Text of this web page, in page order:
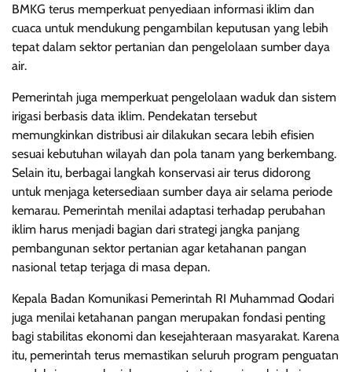
BMKG terus memperkuat penyediaan informasi iklim dan
cuaca untuk mendukung pengambilan keputusan yang lebih
tepat dalam sektor pertanian dan pengelolaan sumber daya
air.
Pemerintah juga memperkuat pengelolaan waduk dan sistem
irigasi berbasis data iklim. Pendekatan tersebut
memungkinkan distribusi air dilakukan secara lebih efisien
sesuai kebutuhan wilayah dan pola tanam yang berkembang.
Selain itu, berbagai langkah konservasi air terus didorong
untuk menjaga ketersediaan sumber daya air selama periode
kemarau. Pemerintah menilai adaptasi terhadap perubahan
iklim harus menjadi bagian dari strategi jangka panjang
pembangunan sektor pertanian agar ketahanan pangan
nasional tetap terjaga di masa depan.
Kepala Badan Komunikasi Pemerintah RI Muhammad Qodari
juga menilai ketahanan pangan merupakan fondasi penting
bagi stabilitas ekonomi dan kesejahteraan masyarakat. Karena
itu, pemerintah terus memastikan seluruh program penguatan